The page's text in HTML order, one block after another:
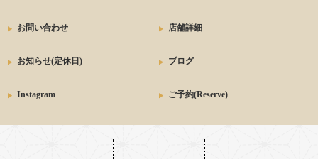
お問い合わせ 店舗詳細
お知らせ(定休日) ブログ
Instagram ご予約(Reserve)